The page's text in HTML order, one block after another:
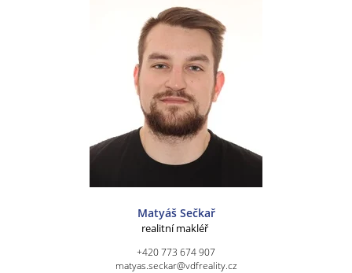
Matyáš Sečkař
realitní makléř
+420 773 674 907
matyas.seckar@vdfreality.cz